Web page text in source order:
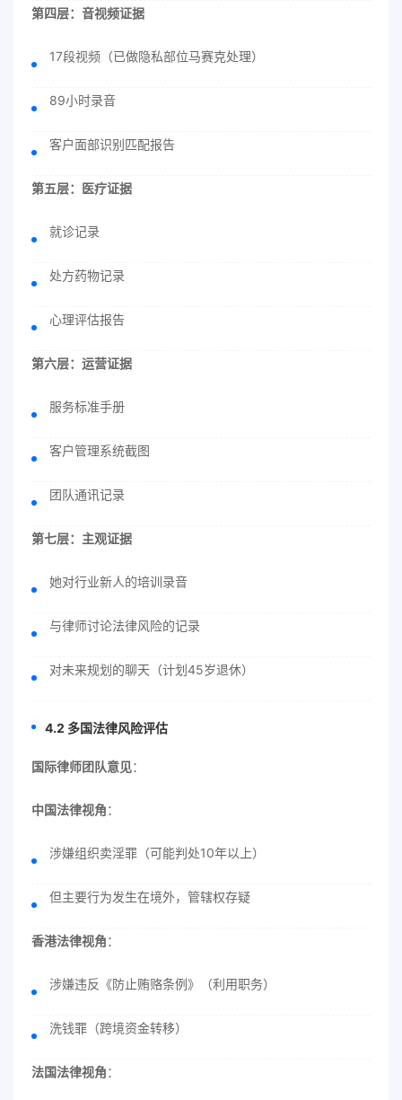
第四层：音视频证据
17段视频（已做隐私部位马赛克处理）
89小时录音
客户面部识别匹配报告
第五层：医疗证据
就诊记录
处方药物记录
心理评估报告
第六层：运营证据
服务标准手册
客户管理系统截图
团队通讯记录
第七层：主观证据
她对行业新人的培训录音
与律师讨论法律风险的记录
对未来规划的聊天（计划45岁退休）
4.2 多国法律风险评估
国际律师团队意见：
中国法律视角：
涉嫌组织卖淫罪（可能判处10年以上）
但主要行为发生在境外，管辖权存疑
香港法律视角：
涉嫌违反《防止贿赂条例》（利用职务）
洗钱罪（跨境资金转移）
法国法律视角：